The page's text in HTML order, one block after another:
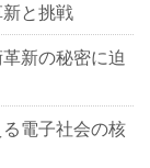
と挑戦
新の秘密に迫
電子社会の核